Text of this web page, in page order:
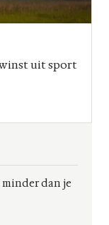
uit sport
dan je